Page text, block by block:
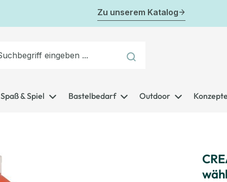
Zu unserem Katalog
Spaß & Spiel Bastelbedarf Outdoor